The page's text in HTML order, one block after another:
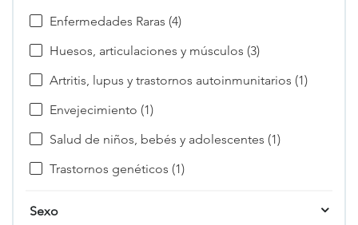
Enfermedades Raras (4)
Huesos, articulaciones y músculos (3)
Artritis, lupus y trastornos autoinmunitarios (1)
Envejecimiento (1)
Salud de niños, bebés y adolescentes (1)
Trastornos genéticos (1)
Sexo